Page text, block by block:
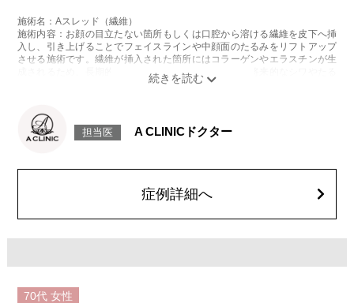
施術名：Aスレッド（繊維）
施術内容：お顔の目立たない箇所もしくは口腔から溶ける繊維を皮下へ挿
入し、引き上げることでフェイスラインや中顔面のたるみをリフトアップ
させる施術です。繊維が挿入された箇所にはコラーゲンやエラスチンが生
成されるため、長期的な美肌効果、肌質の改善効果、将来的なシワやたる
みの予防効果が期待できます。
とがございます。また、稀ではありますが、施術部位の細菌感染症、皮膚
のよれ、繊維の突出などが生じることがございます。化膿止め・痛み止め
費用：1部位 184,800円(税込)
オプション：笑気麻酔 3,300円(税込)
担当医 A CLINICドクター
症例詳細へ
70代 女性